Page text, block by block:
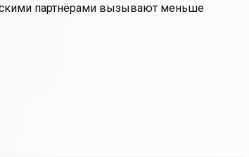
партнёрами вызывают меньше